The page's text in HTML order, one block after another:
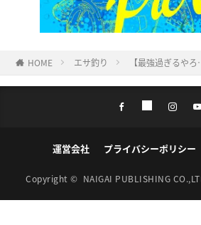
HOME エサ釣り 【最強過ぎるや
運営会社 プライバシーポリシー
Copyright © NAIGAI PUBLISHING